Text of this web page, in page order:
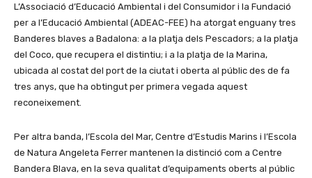
L’Associació d’Educació Ambiental i del Consumidor i la Fundació
per a l’Educació Ambiental (ADEAC-FEE) ha atorgat enguany tres
Banderes blaves a Badalona: a la platja dels Pescadors; a la platja
del Coco, que recupera el distintiu; i a la platja de la Marina,
ubicada al costat del port de la ciutat i oberta al públic des de fa
tres anys, que ha obtingut per primera vegada aquest
reconeixement.
Per altra banda, l’Escola del Mar, Centre d’Estudis Marins i l’Escola
de Natura Angeleta Ferrer mantenen la distinció com a Centre
Bandera Blava, en la seva qualitat d’equipaments oberts al públic